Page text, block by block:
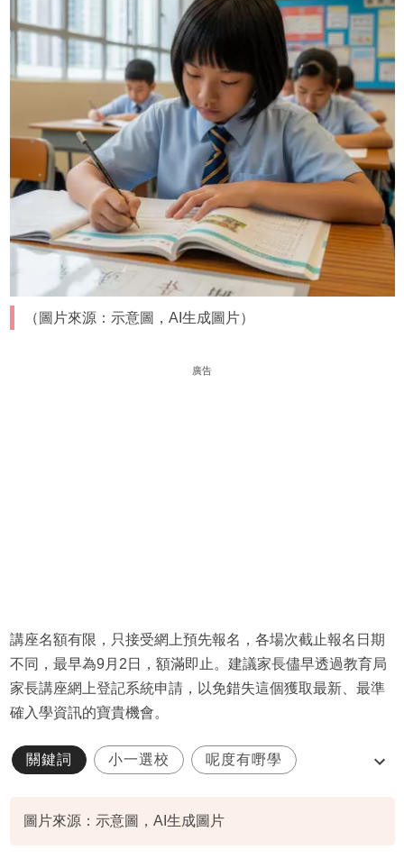
（圖片來源：示意圖，AI生成圖片）
廣告
講座名額有限，只接受網上預先報名，各場次截止報名日期
不同，最早為9月2日，額滿即止。建議家長儘早透過教育局
家長講座網上登記系統申請，以免錯失這個獲取最新、最準
確入學資訊的寶貴機會。
關鍵詞 小一選校 呢度有嘢學
圖片來源：示意圖，AI生成圖片